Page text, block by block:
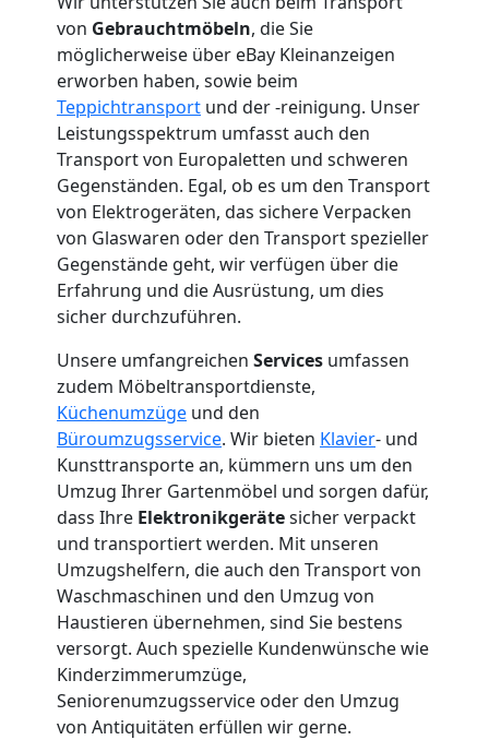
von Gebrauchtmöbeln, die Sie
möglicherweise über eBay Kleinanzeigen
erworben haben, sowie beim
Teppichtransport und der -reinigung. Unser
Leistungsspektrum umfasst auch den
Transport von Europaletten und schweren
Gegenständen. Egal, ob es um den Transport
von Elektrogeräten, das sichere Verpacken
von Glaswaren oder den Transport spezieller
Gegenstände geht, wir verfügen über die
Erfahrung und die Ausrüstung, um dies
sicher durchzuführen.
Unsere umfangreichen Services umfassen
zudem Möbeltransportdienste,
Küchenumzüge und den
Büroumzugsservice. Wir bieten Klavier- und
Kunsttransporte an, kümmern uns um den
Umzug Ihrer Gartenmöbel und sorgen dafür,
dass Ihre Elektronikgerätesicher verpackt
und transportiert werden. Mit unseren
Umzugshelfern, die auch den Transport von
Waschmaschinen und den Umzug von
Haustieren übernehmen, sind Sie bestens
versorgt. Auch spezielle Kundenwünsche wie
Kinderzimmerumzüge,
Seniorenumzugsservice oder den Umzug
von Antiquitäten erfüllen wir gerne.
Wolfsberg
Kunsttransport
Wolfsberg
Umzug
Wolfsberg
Mann
LKW
Möbellift
Wolfsberg